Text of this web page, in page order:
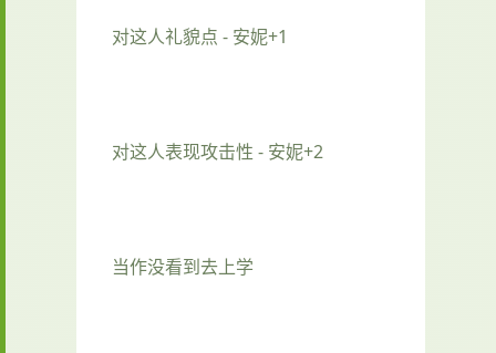
对这人礼貌点 - 安妮+1
对这人表现攻击性 - 安妮+2
当作没看到去上学